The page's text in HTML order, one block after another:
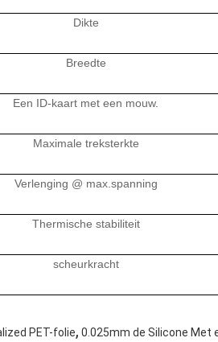
Dikte
Breedte
Een ID-kaart met een mouw.
Maximale treksterkte
Verlenging @ max.spanning
Thermische stabiliteit
scheurkracht
PET-folie, 0.025mm de Silicone Met